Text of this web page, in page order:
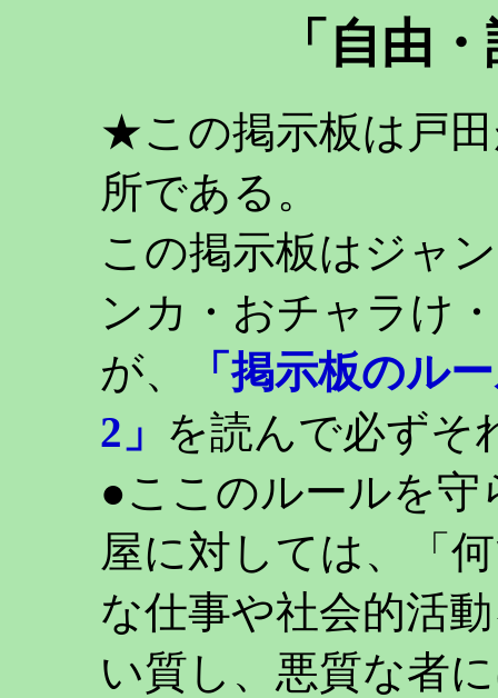
「自由
★この掲示板は戸
所である。
この掲示板はジャ
ンカ・おチャラけ
が、
「掲示板のル
2」 を読んで必ずそ
●ここのルールを守
屋に対しては、「
な仕事や社会的活
い質し、悪質な者